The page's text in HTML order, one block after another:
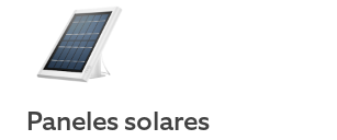
Paneles solares